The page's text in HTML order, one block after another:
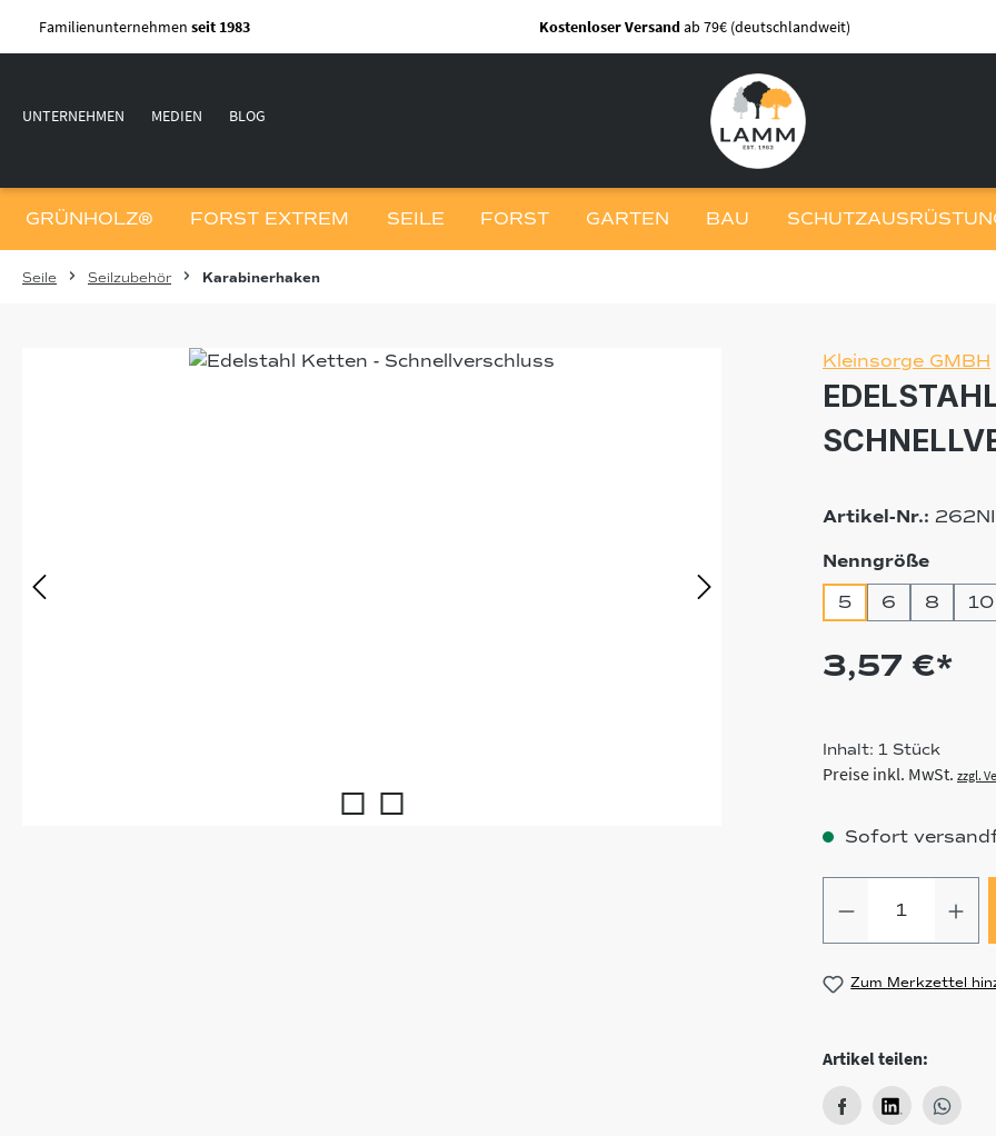
Hauptinhalt springen
Zur Suche springen
Zur Hauptnavigation springen
Familienunternehmen seit 1983 Kostenloser Versandab 79€ (deutschlandweit)
UNTERNEHMEN MEDIEN BLOG
GRÜNHOLZ® FORST EXTREM SEILE FORST GARTEN BAU
Seile Seilzubehör Karabinerhaken
Bildergalerie überspringen Kleinsorge GMBH
Artikel-Nr.:
Nenngröße
5
6 8 10
3,57 €*
Inhalt: 1 Stück
Preise inkl. MwSt. zzgl.
Sofort
Produkt
Zum Merkzettel
Artikel teilen: